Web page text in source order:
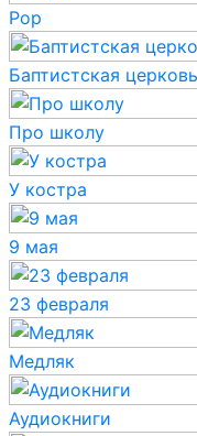
Pop
Баптистская церковь
Про школу
У костра
9 мая
23 февраля
Медляк
Аудиокниги